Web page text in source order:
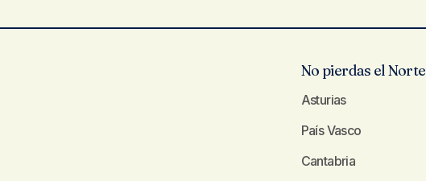
No pierdas el Norte
Asturias
País Vasco
Cantabria